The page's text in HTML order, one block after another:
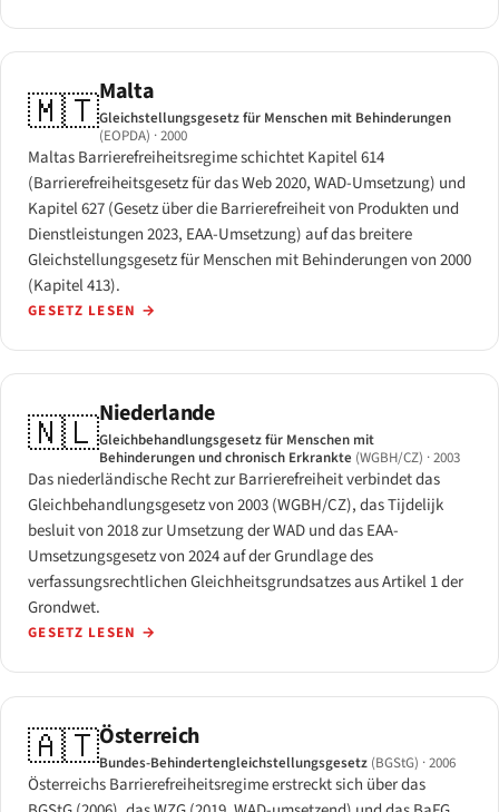
🇲🇹Malta
Gleichstellungsgesetz für Menschen mit Behinderungen
(EOPDA) · 2000
Maltas Barrierefreiheitsregime schichtet Kapitel 614
(Barrierefreiheitsgesetz für das Web 2020, WAD-Umsetzung) und
Kapitel 627 (Gesetz über die Barrierefreiheit von Produkten und
Dienstleistungen 2023, EAA-Umsetzung) auf das breitere
Gleichstellungsgesetz für Menschen mit Behinderungen von 2000
(Kapitel 413).
GESETZ LESEN →
🇳🇱Niederlande
Gleichbehandlungsgesetz für Menschen mit
Behinderungen und chronisch Erkrankte (WGBH/CZ) · 2003
Das niederländische Recht zur Barrierefreiheit verbindet das
Gleichbehandlungsgesetz von 2003 (WGBH/CZ), das Tijdelijk
besluit von 2018 zur Umsetzung der WAD und das EAA-
Umsetzungsgesetz von 2024 auf der Grundlage des
verfassungsrechtlichen Gleichheitsgrundsatzes aus Artikel 1 der
Grondwet.
GESETZ LESEN →
🇦🇹Österreich
Bundes-Behindertengleichstellungsgesetz (BGStG) · 2006
Österreichs Barrierefreiheitsregime erstreckt sich über das